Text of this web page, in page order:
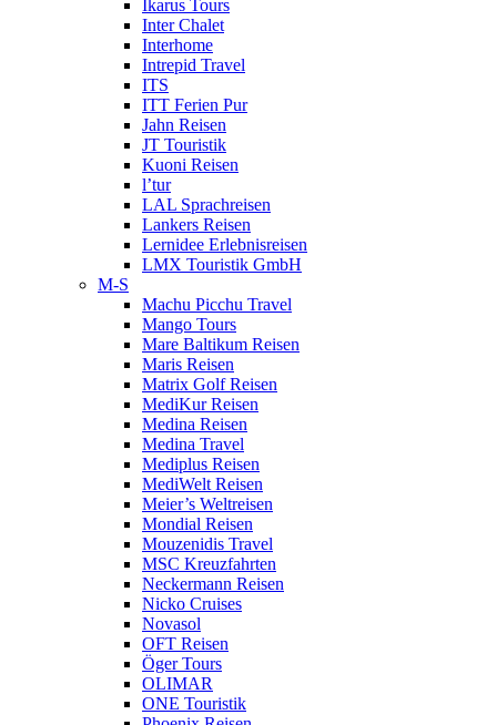
Ikarus Tours
Inter Chalet
Interhome
Intrepid Travel
ITS
ITT Ferien Pur
Jahn Reisen
JT Touristik
Kuoni Reisen
l’tur
LAL Sprachreisen
Lankers Reisen
Lernidee Erlebnisreisen
LMX Touristik GmbH
M-S
Machu Picchu Travel
Mango Tours
Mare Baltikum Reisen
Maris Reisen
Matrix Golf Reisen
MediKur Reisen
Medina Reisen
Medina Travel
Mediplus Reisen
MediWelt Reisen
Meier’s Weltreisen
Mondial Reisen
Mouzenidis Travel
MSC Kreuzfahrten
Neckermann Reisen
Nicko Cruises
Novasol
OFT Reisen
Öger Tours
OLIMAR
ONE Touristik